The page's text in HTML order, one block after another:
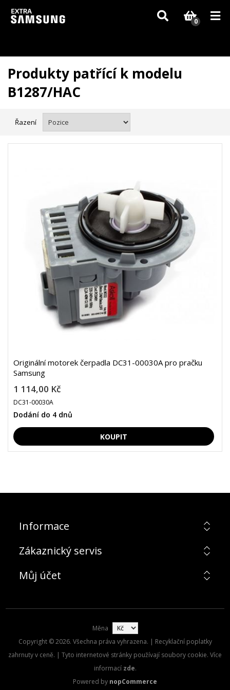
Vzhledem k aktuální situaci se může dodání dílů, které nejsou skladem,
zpozdit. Děkujeme za pochopení.
0
Produkty patřící k modelu
B1287/HAC
Řazení
Originální motorek čerpadla DC31-00030A pro pračku
Samsung
1 114,00 Kč
DC31-00030A
Dodání do 4 dnů
Informace
Zákaznický servis
Můj účet
Měna
Copyright © 2026. Všechna práva vyhrazena. | Recyklační poplatky
zahrnuty v ceně. | Tyto internetové stránky používají soubory cookie. Více
informací zde.
Powered by nopCommerce